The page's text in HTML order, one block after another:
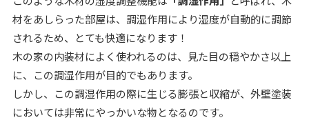
材をあしらった部屋は、調湿作用により湿度が自動的に調節
されるため、とても快適になります！
木の家の内装材によく使われるのは、見た目の穏やかさ以上
に、この調湿作用が目的でもあります。
しかし、この調湿作用の際に生じる膨張と収縮が、外壁塗装
においては非常にやっかいな物となるのです。